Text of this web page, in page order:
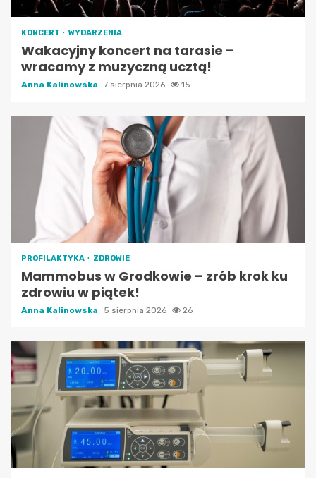
KONCERT WYDARZENIA
Wakacyjny koncert na tarasie –
wracamy z muzyczną ucztą!
Anna Kalinowska 7 sierpnia 2026 15
PROFILAKTYKA ZDROWIE
Mammobus w Grodkowie – zrób krok ku
zdrowiu w piątek!
Anna Kalinowska 5 sierpnia 2026 26